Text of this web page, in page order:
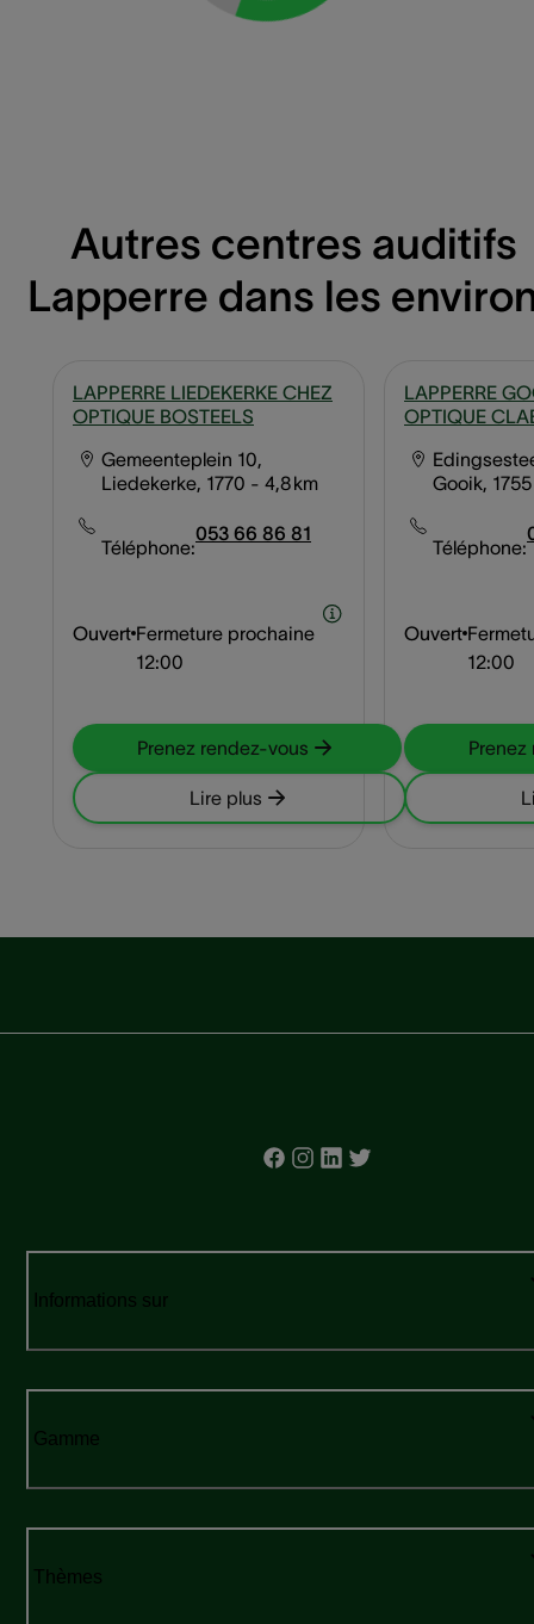
Autres centres auditifs
Lapperre dans les
LAPPERRE LIEDEKERKE CHEZ
OPTIQUE BOSTEELS
Gemeenteplein 10,
Liedekerke, 1770 - 4,8 km
Téléphone:
053 66 86 81
Ouvert Fermeture prochaine
12:00
Prenez rendez-vous
Lire plus
LAPPERRE
OPTIQUE
Gooik, 1755
Téléphone:
Ouvert
12:00
Informations sur
Gamme
Thèmes